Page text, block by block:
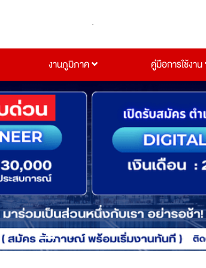
งานภูมิภาค คู่มือการใช้งาน